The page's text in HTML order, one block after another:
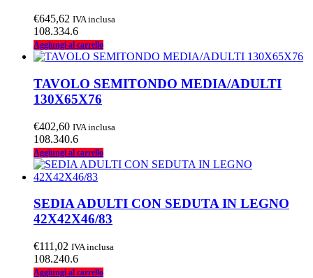
€645,62 IVA inclusa
108.334.6
Aggiungi al carrello
TAVOLO SEMITONDO MEDIA/ADULTI
130X65X76
€402,60 IVA inclusa
108.340.6
Aggiungi al carrello
SEDIA ADULTI CON SEDUTA IN LEGNO
42X42X46/83
€111,02 IVA inclusa
108.240.6
Aggiungi al carrello